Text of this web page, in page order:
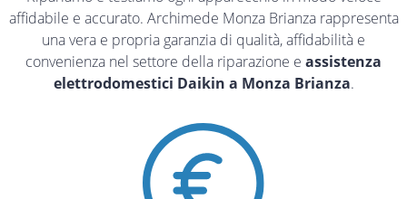
affidabile e accurato. Archimede Monza Brianza rappresenta
una vera e propria garanzia di qualità, affidabilità e
convenienza nel settore della riparazione e assistenza
elettrodomestici Daikin a Monza Brianza.